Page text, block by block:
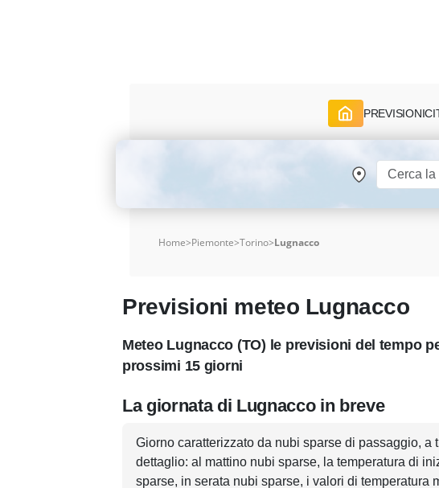
PREVISIONI
Home>Piemonte>Torino>Lugnacco
Previsioni meteo Lugnacco
Meteo Lugnacco (TO) le previsioni del tempo
prossimi 15 giorni
La giornata di Lugnacco in breve
Giorno caratterizzato da nubi sparse di passaggio, a
dettaglio: al mattino nubi sparse, la temperatura di
sparse, in serata nubi sparse, i valori di temperatura